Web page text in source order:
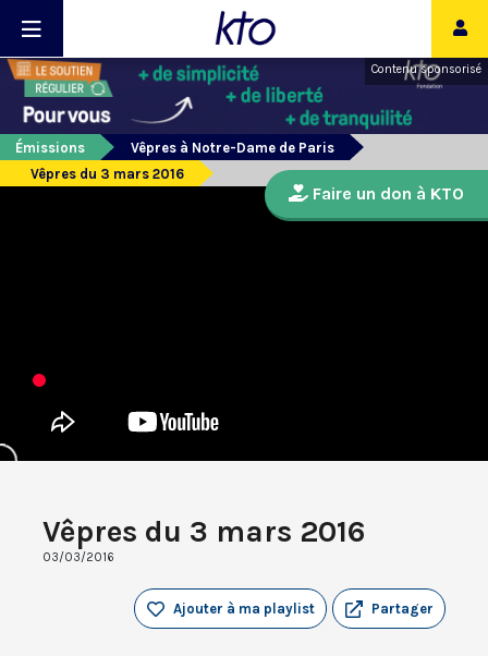
Contenu sponsorisé
Émissions
Vêpres à Notre-Dame de Paris
Vêpres du 3 mars 2016
Vêpres du 3 mars 2016
03/03/2016
Partager
Ajouter à ma playlist
Faire un don à KTO